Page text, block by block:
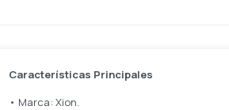
Características Principales
• Marca: Xion.